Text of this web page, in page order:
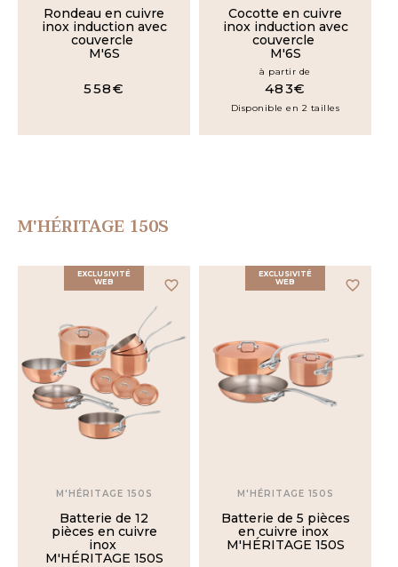
COLLECTION
M'HÉRITAGE
M'PASSION
M'MINIS
TAILLE
Rondeau en cuivre
inox induction avec
couvercle
M'6S
558€
Cocotte en cuivre
inox induction avec
couvercle
M'6S
à partir de
483€
Disponible en 2 tailles
M'HÉRITAGE 150S
favorite_border
EXCLUSIVITÉ
WEB
M'HÉRITAGE 150S
Batterie de 12
pièces en cuivre
inox
M'HÉRITAGE 150S
favorite_border
EXCLUSIVITÉ
WEB
M'HÉRITAGE 150S
Batterie de 5 pièces
en cuivre inox
M'HÉRITAGE 150S